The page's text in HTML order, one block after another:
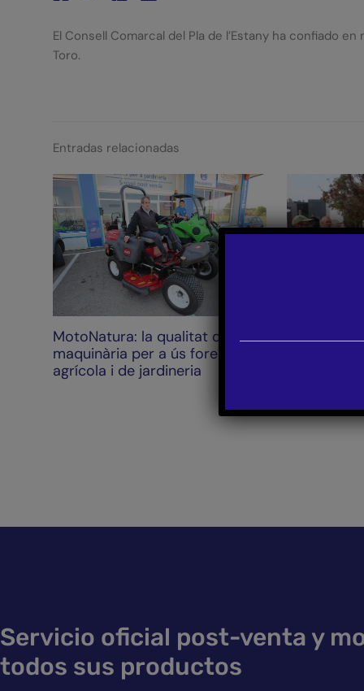
El Consell Comarcal del Pla de l’Estany ha confiado
Toro.
Entradas relacionadas
MotoNatura: la qualitat de la
maquinària per a ús forestal,
agrícola i de jardineria
Servicio oficial post-venta y
todos sus productos